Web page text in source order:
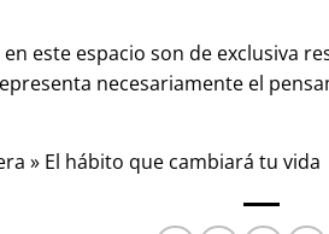
este espacio son de exclusiva
necesariamente el
» El hábito que cambiará tu